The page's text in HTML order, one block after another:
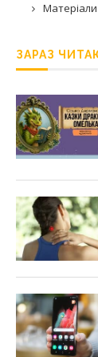
ЗАРАЗ